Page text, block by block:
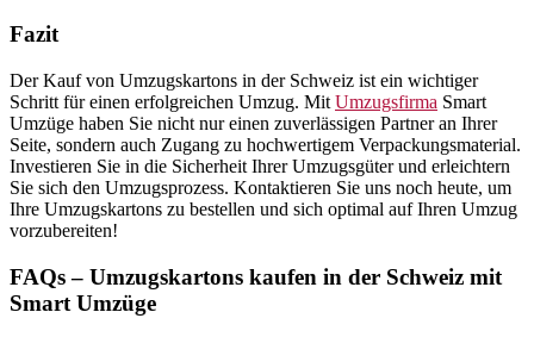
Fazit
Der Kauf von Umzugskartons in der Schweiz ist ein wichtiger
Schritt für einen erfolgreichen Umzug. Mit Umzugsfirma Smart
Umzüge haben Sie nicht nur einen zuverlässigen Partner an Ihrer
Seite, sondern auch Zugang zu hochwertigem Verpackungsmaterial.
Investieren Sie in die Sicherheit Ihrer Umzugsgüter und erleichtern
Sie sich den Umzugsprozess. Kontaktieren Sie uns noch heute, um
Ihre Umzugskartons zu bestellen und sich optimal auf Ihren Umzug
vorzubereiten!
FAQs – Umzugskartons kaufen in der Schweiz mit
Smart Umzüge